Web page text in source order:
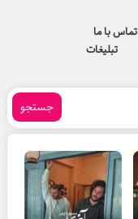
تماس با ما
تبلیغات
جستجو